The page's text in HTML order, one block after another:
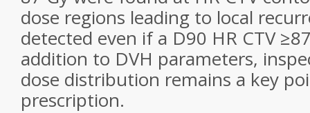
dose regions leading to local
detected even if a D90 HR CTV
addition to DVH parameters,
dose distribution remains a key
prescription.